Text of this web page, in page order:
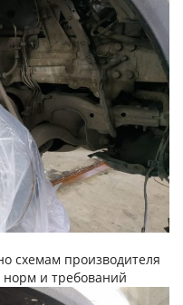
схемам производителя
норм и требований